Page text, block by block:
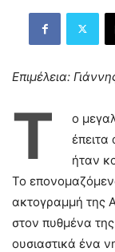
Επιμέλεια:
Τ
ο
ήταν
Το
ακτογραμμή της
στον πυθμένα
ουσιαστικά ένα